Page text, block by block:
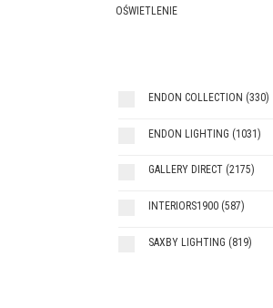
OŚWIETLENIE
ENDON COLLECTION (330)
ENDON LIGHTING (1031)
GALLERY DIRECT (2175)
INTERIORS1900 (587)
SAXBY LIGHTING (819)